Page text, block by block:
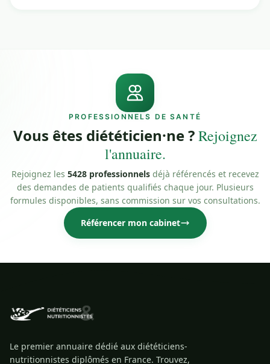
PROFESSIONNELS DE SANTÉ
Vous êtes diététicien·ne ?Rejoignez
l'annuaire.
Rejoignez les 5428 professionnelsdéjà référencés et recevez
des demandes de patients qualifiés chaque jour. Plusieurs
formules disponibles, sans commission sur vos consultations.
Référencer mon cabinet
Le premier annuaire dédié aux diététiciens-
nutritionnistes diplômés en France. Trouvez,